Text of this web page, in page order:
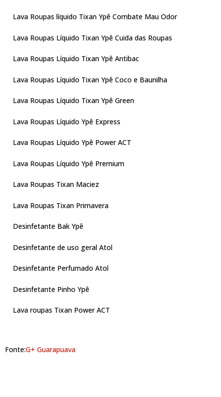
Lava Roupas líquido Tixan Ypê Combate Mau Odor
Lava Roupas Líquido Tixan Ypê Cuida das Roupas
Lava Roupas Líquido Tixan Ypê Antibac
Lava Roupas Líquido Tixan Ypê Coco e Baunilha
Lava Roupas Líquido Tixan Ypê Green
Lava Roupas Líquido Ypê Express
Lava Roupas Líquido Ypê Power ACT
Lava Roupas Líquido Ypê Premium
Lava Roupas Tixan Maciez
Lava Roupas Tixan Primavera
Desinfetante Bak Ypê
Desinfetante de uso geral Atol
Desinfetante Perfumado Atol
Desinfetante Pinho Ypê
Lava roupas Tixan Power ACT
Fonte:G+ Guarapuava